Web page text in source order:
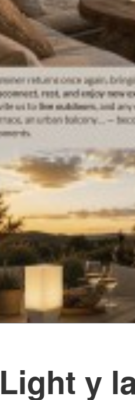
y